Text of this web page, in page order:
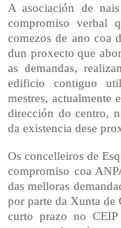
A asociación de
compromiso verbal
comezos de ano coa
dun proxecto que
as demandas,
edificio contiguo
mestres, actualmente
dirección do centro,
da existencia dese
Os concelleiros de
compromiso coa
das melloras
por parte da Xunta de
curto prazo no